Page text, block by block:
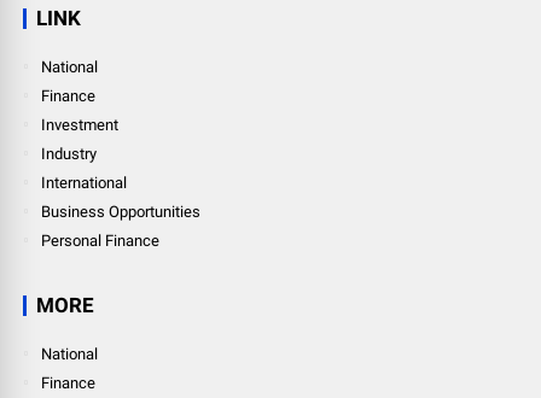
LINK
National
Finance
Investment
Industry
International
Business Opportunities
Personal Finance
MORE
National
Finance